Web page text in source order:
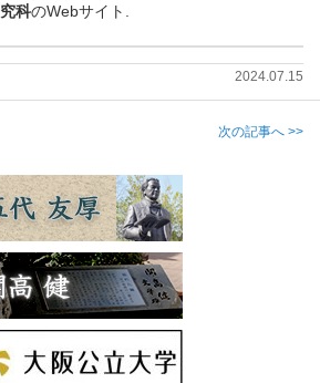
科のWebサイト.
2024.07.15
次の記事へ >>